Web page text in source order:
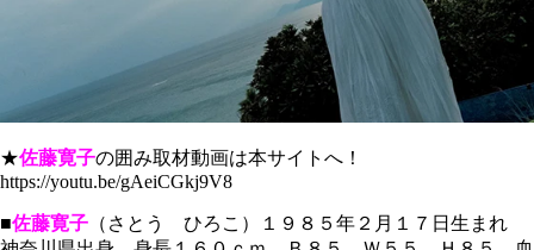
★佐藤寛子の囲み取材動画は本サイトへ！
https://youtu.be/gAeiCGkj9V8
■佐藤寛子 （さとう ひろこ）１９８５年２月１７日生まれ